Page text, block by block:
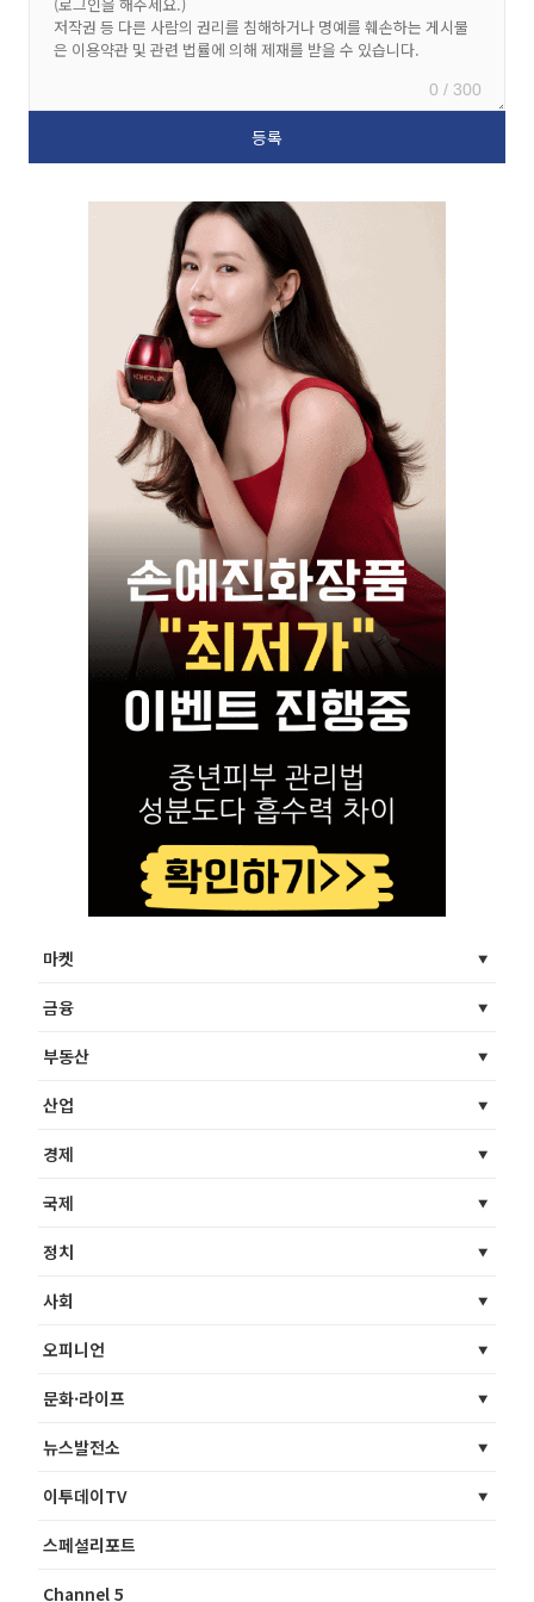
0 / 300
마켓
금융
부동산
산업
경제
국제
정치
사회
오피니언
문화·라이프
뉴스발전소
이투데이TV
스페셜리포트
Channel 5